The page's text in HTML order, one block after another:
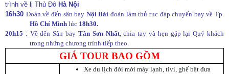
trình về lị Thủ Đô Hà Nội
16h30 Đoàn về đến sân bay Nội Bài đoàn làm thủ tục đáp chuyến bay về Tp.
Hồ Chí Minh lúc 18h30.
20h15 : Về đến Sân bay Tân Sơn Nhất, chia tay và hẹn gặp lại Quý khách
trong những chương trình tiếp theo.
GIÁ TOUR BAO GỒM
Xe du lịch đời mới máy lạnh, tivi, ghế bật đưa